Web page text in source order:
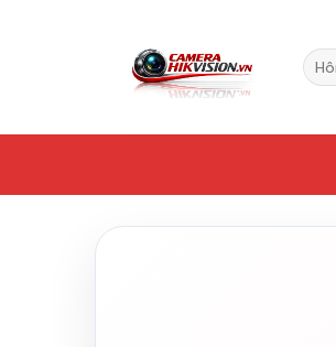
Tìm
kiếm: